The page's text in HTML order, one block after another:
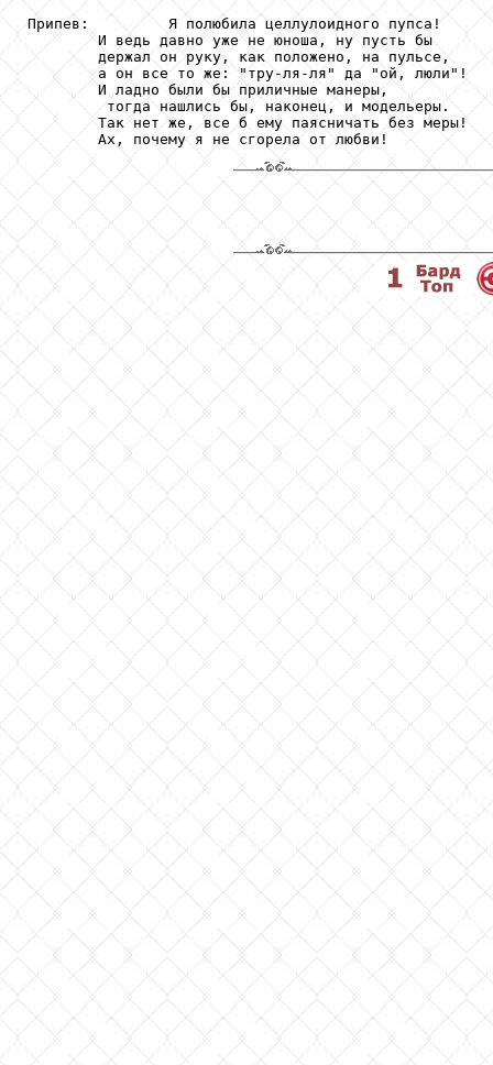
Припев:         Я полюбила целлулоидного пупса!
        И ведь давно уже не юноша, ну пусть бы
        держал он руку, как положено, на пульсе,
        а он все то же: "тру-ля-ля" да "ой, люли"!
        И ладно были бы приличные манеры,
         тогда нашлись бы, наконец, и модельеры.
        Так нет же, все б ему паясничать без меры!